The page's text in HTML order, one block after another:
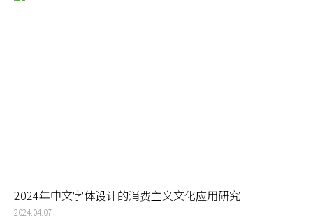
2024年中文字体设计的消费主义文化应用研究
2024.04.07